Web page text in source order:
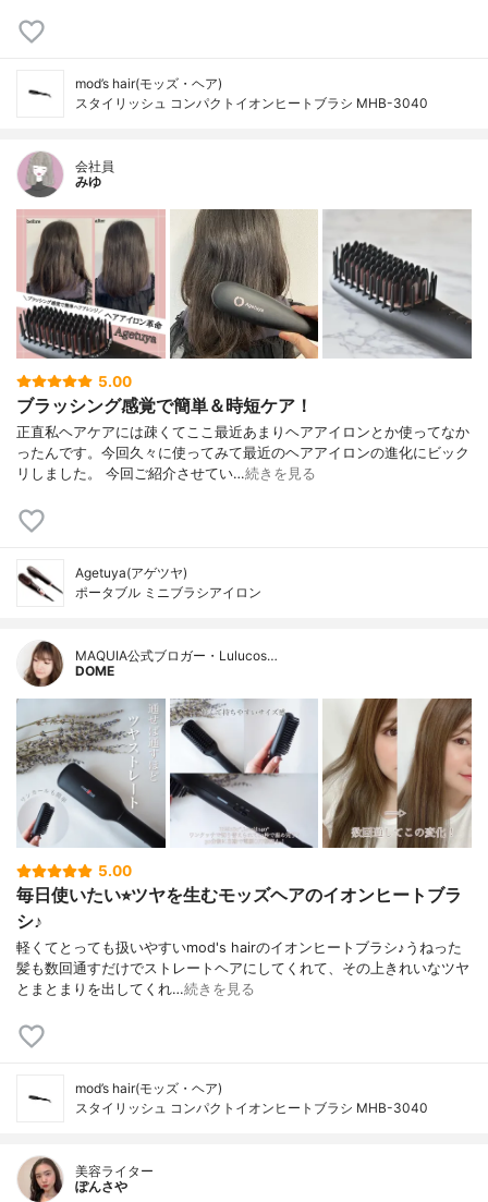
mod’s hair(モッズ・ヘア)
スタイリッシュ コンパクトイオンヒートブラシ MHB-3040
会社員
みゆ
5.00
ブラッシング感覚で簡単＆時短ケア！
正直私ヘアケアには疎くてここ最近あまりヘアアイロンとか使ってなか
ったんです。今回久々に使ってみて最近のヘアアイロンの進化にビック
リしました。 今回ご紹介させてい…続きを見る
Agetuya(アゲツヤ)
ポータブル ミニブラシアイロン
MAQUIA公式ブロガー・Lulucos…
DOME
5.00
毎日使いたい⭐︎ツヤを生むモッズヘアのイオンヒートブラ
シ♪
軽くてとっても扱いやすいmod's hairのイオンヒートブラシ♪うねった
髪も数回通すだけでストレートヘアにしてくれて、その上きれいなツヤ
とまとまりを出してくれ…続きを見る
mod’s hair(モッズ・ヘア)
スタイリッシュ コンパクトイオンヒートブラシ MHB-3040
美容ライター
ぽんさや